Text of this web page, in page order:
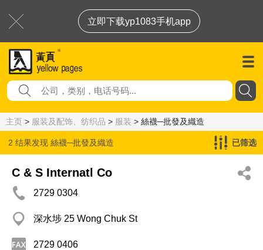
立即下载yp1083手机app
主页 > 服装及配饰、纺织品 > 服装 > 絲襪─批發及織造
2 结果发现 絲襪─批發及織造 已筛选
C & S Internatl Co
2729 0304
深水埗 25 Wong Chuk St
2729 0406